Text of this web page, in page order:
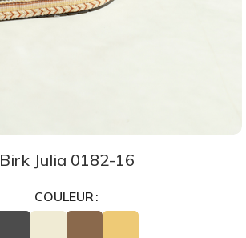
Birk Julia 0182-16
COULEUR